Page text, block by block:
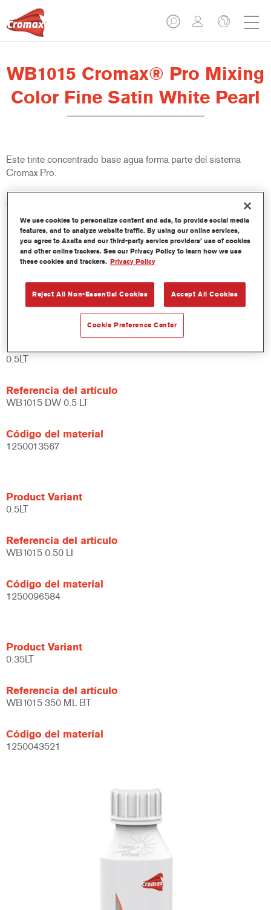
WB1015 Cromax® Pro Mixing
Color Fine Satin White Pearl
Este tinte concentrado base agua forma parte del sistema
Cromax Pro.
Características del producto
Excelente cubrición con una excepcional igualación del color.
Aplicación rápida y rentable - mayor rendimiento y
productividad.
Forma parte de un completo sistema especializado de tintes
Amplias posibilidades de aplicación.
Versátil - se puede usar en diferentes condiciones climáticas
y utilizando distintas técnicas de aplicación.
0.5LT
Referencia del artículo
WB1015 DW 0.5 LT
Código del material
1250013567
Product Variant
0.5LT
Referencia del artículo
WB1015 0.50 LI
Código del material
1250096584
Product Variant
0.35LT
Referencia del artículo
WB1015 350 ML BT
Código del material
1250043521
We use cookies to personalize content and ads, to provide social media
features, and to analyze website traffic. By using our online services,
you agree to Axalta and our third-party service providers’ use of cookies
and other online trackers. See our Privacy Policy to learn how we use
these cookies and trackers. Privacy Policy
Reject All Non-Essential Cookies Accept All Cookies
Cookie Preference Center